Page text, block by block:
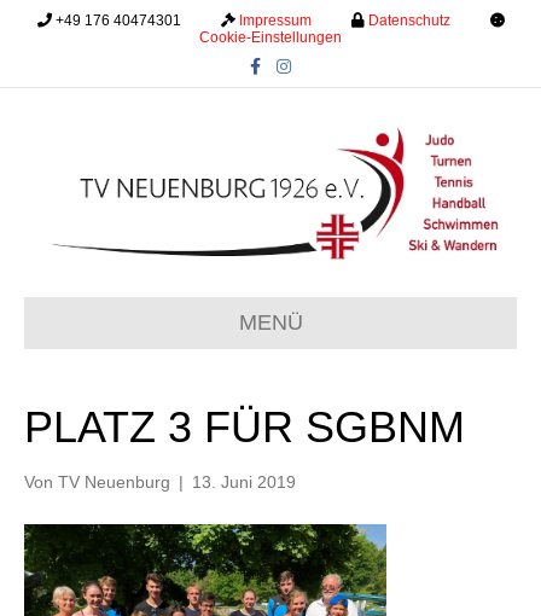
+49 176 40474301 Impressum Datenschutz
Cookie-Einstellungen
c
k
s
a
m
MENÜ
PLATZ 3 FÜR SGBNM
Von TV Neuenburg | 13. Juni 2019